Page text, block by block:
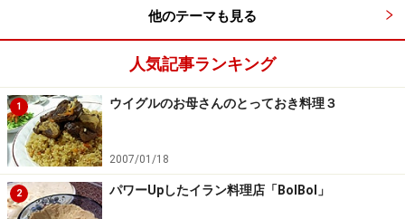
いますが、ココナッツの甘みが引き立つまろやかな味わ
いで、程よい辛さだと感じます。
やわらかいえびが5尾も入っていて満足感も十分。セミ
ドライトマトのほのかな酸味がアクセントになり、最後
まで飽きずに楽しめます。白米はもちろん、無印のナン
と合わせるのもおすすめです。
3. 「手づくりキット ラープ（タイの香菜と
他のテーマも見る
人気記事ランキング
1 ウイグルのお母さんのとっておき料理３
2007/01/18
2 パワーUpしたイラン料理店「BolBol」